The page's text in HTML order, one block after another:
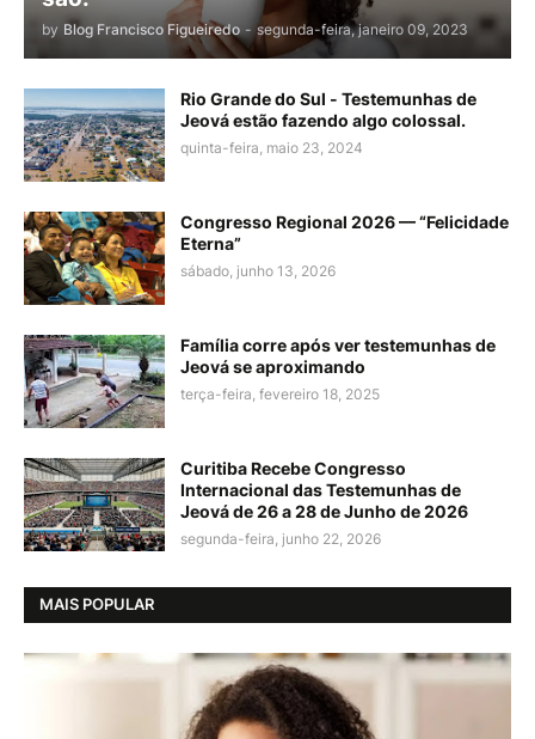
by Blog Francisco Figueiredo - segunda-feira, janeiro 09, 2023
Rio Grande do Sul - Testemunhas de
Jeová estão fazendo algo colossal.
quinta-feira, maio 23, 2024
Congresso Regional 2026 — “Felicidade
Eterna”
sábado, junho 13, 2026
Família corre após ver testemunhas de
Jeová se aproximando
terça-feira, fevereiro 18, 2025
Curitiba Recebe Congresso
Internacional das Testemunhas de
Jeová de 26 a 28 de Junho de 2026
segunda-feira, junho 22, 2026
MAIS POPULAR